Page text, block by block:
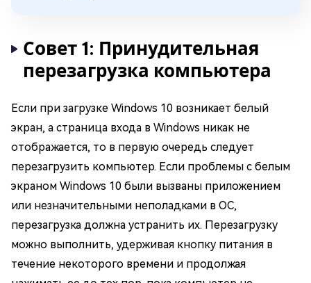
Совет 1: Принудительная
перезагрузка компьютера
Если при загрузке Windows 10 возникает белый
экран, а страница входа в Windows никак не
отображается, то в первую очередь следует
перезагрузить компьютер. Если проблемы с белым
экраном Windows 10 были вызваны приложением
или незначительными неполадками в ОС,
перезагрузка должна устранить их. Перезагрузку
можно выполнить, удерживая кнопку питания в
течение некоторого времени и продолжая